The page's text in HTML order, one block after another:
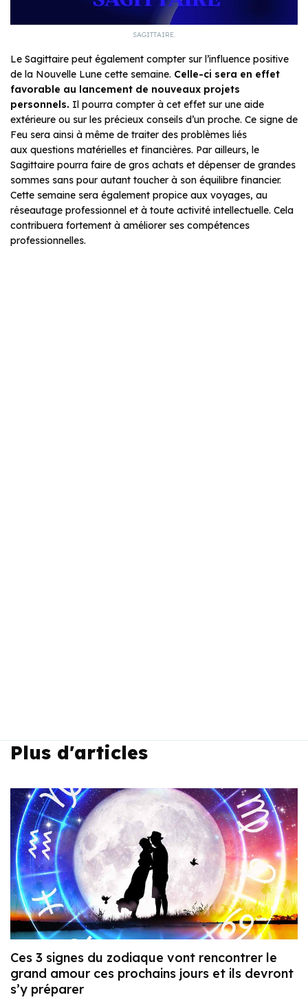
SAGITTAIRE.
Le Sagittaire peut également compter sur l’influence positive
de la Nouvelle Lune cette semaine. Celle-ci sera en effet
favorable au lancement de nouveaux projets
personnels. Il pourra compter à cet effet sur une aide
extérieure ou sur les précieux conseils d’un proche. Ce signe de
Feu sera ainsi à même de traiter des problèmes liés
aux questions matérielles et financières. Par ailleurs, le
Sagittaire pourra faire de gros achats et dépenser de grandes
sommes sans pour autant toucher à son équilibre financier.
Cette semaine sera également propice aux voyages, au
réseautage professionnel et à toute activité intellectuelle. Cela
contribuera fortement à améliorer ses compétences
professionnelles.
Plus d'articles
Ces 3 signes du zodiaque vont rencontrer le
grand amour ces prochains jours et ils devront
s’y préparer